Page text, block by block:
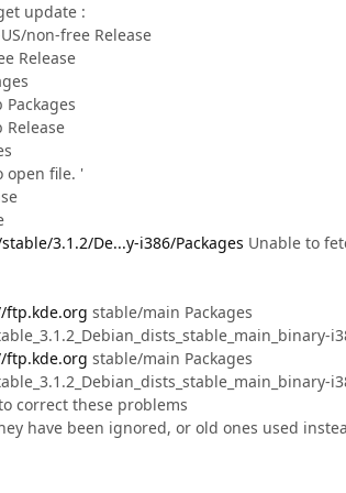
update :
non-free Release
Release
open file. '
3.1.2/De...y-i386/Packages Unable to
ftp.kde.org stable/main Packages
ftp.kde.org stable/main Packages
correct these problems
have been ignored, or old ones used